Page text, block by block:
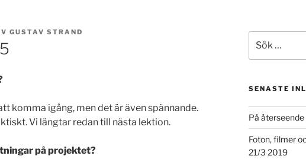
GUSTAV STRAND
komma igång, men det är även spännande.
Vi längtar redan till nästa lektion.
på projektet?
efter:
SENASTE
På
Foton, filmer
21/3 2019